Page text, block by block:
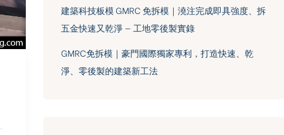
建築科技板模 GMRC 免拆模｜澆注完成即具強度、拆
五金快速又乾淨 — 工地零後製實錄
GMRC免拆模｜豪門國際獨家專利，打造快速、乾
淨、零後製的建築新工法